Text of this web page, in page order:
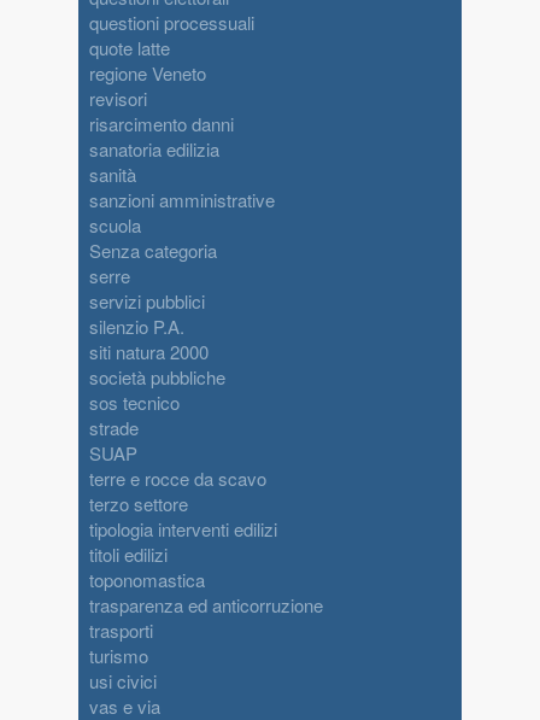
questioni processuali
quote latte
regione Veneto
revisori
risarcimento danni
sanatoria edilizia
sanità
sanzioni amministrative
scuola
Senza categoria
serre
servizi pubblici
silenzio P.A.
siti natura 2000
società pubbliche
sos tecnico
strade
SUAP
terre e rocce da scavo
terzo settore
tipologia interventi edilizi
titoli edilizi
toponomastica
trasparenza ed anticorruzione
trasporti
turismo
usi civici
vas e via